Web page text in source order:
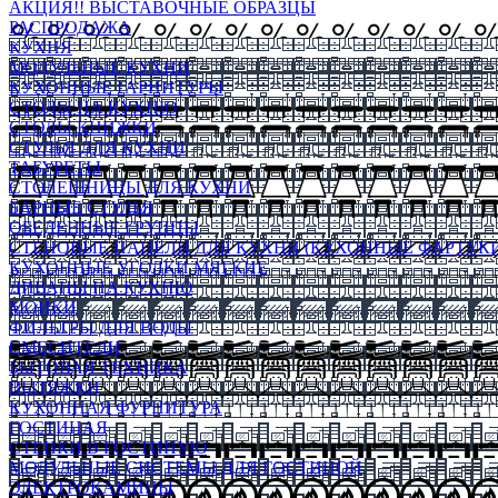
АКЦИЯ!! ВЫСТАВОЧНЫЕ ОБРАЗЦЫ
РАСПРОДАЖА
КУХНЯ
МОДУЛЬНЫЕ КУХНИ
КУХОННЫЕ ГАРНИТУРЫ
СТОЛЫ НА КУХНЮ
СТОЛЫ КНИЖКИ
СТУЛЬЯ ДЛЯ КУХНИ
ТАБУРЕТЫ
СТОЛЕШНИЦЫ ДЛЯ КУХНИ
БАРНЫЕ СТУЛЬЯ
ОБЕДЕННЫЕ ГРУППЫ
СТЕНОВЫЕ ПАНЕЛИ ДЛЯ КУХНИ (КУХОННЫЕ
КУХОННЫЕ УГОЛКИ МЯГКИЕ
ДИВАНЫ НА КУХНЮ
МОЙКИ
ФИЛЬТРЫ ДЛЯ ВОДЫ
СМЕСИТЕЛИ
БЫТОВАЯ ТЕХНИКА
ВЫТЯЖКИ
КУХОННАЯ ФУРНИТУРА
ГОСТИНАЯ
СТЕНКИ В ГОСТИНУЮ
МОДУЛЬНЫЕ СИСТЕМЫ ДЛЯ ГОСТИНОЙ
ЭЛЕКТРОКАМИНЫ